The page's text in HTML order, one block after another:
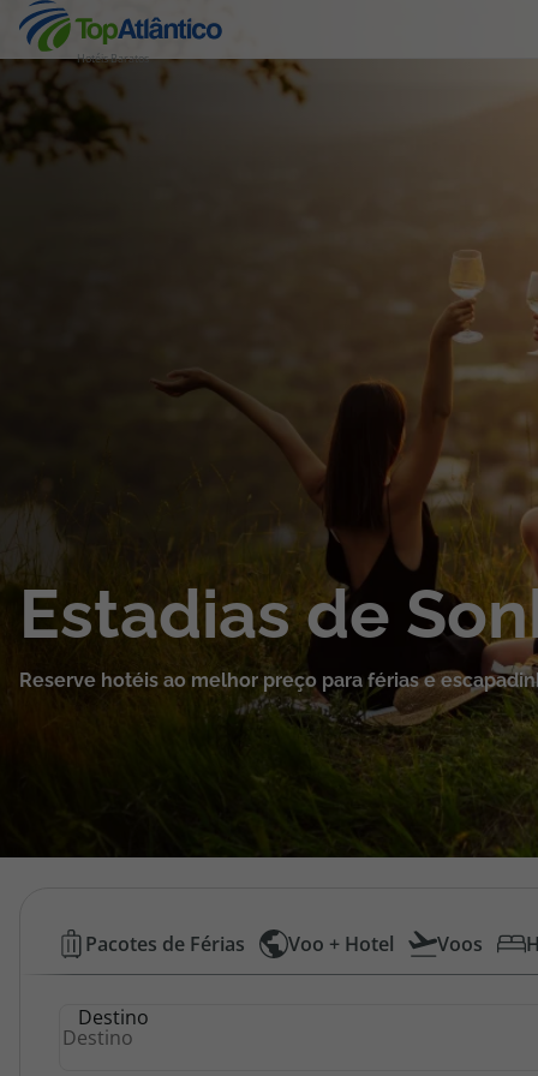
Hotéis Baratos
Destinos
Pacotes de Férias
Cruzeiros
Promoções
Área de Cliente
Estadias de
Reserve hotéis ao melhor preço para férias e
Hotéis
Baratos
Pacotes de Férias Voo + Hotel Voos
Destino